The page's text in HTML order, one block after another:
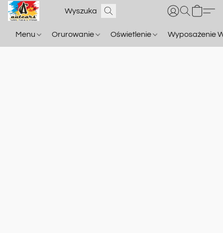
Menu Orurowanie Oświetlenie Wyposażenie